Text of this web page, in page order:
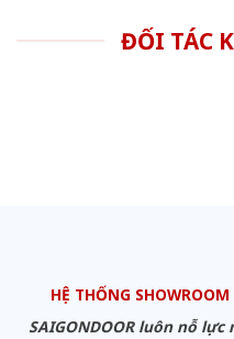
ĐỐI TÁC
HỆ THỐNG
SAIGONDOOR luôn nỗ